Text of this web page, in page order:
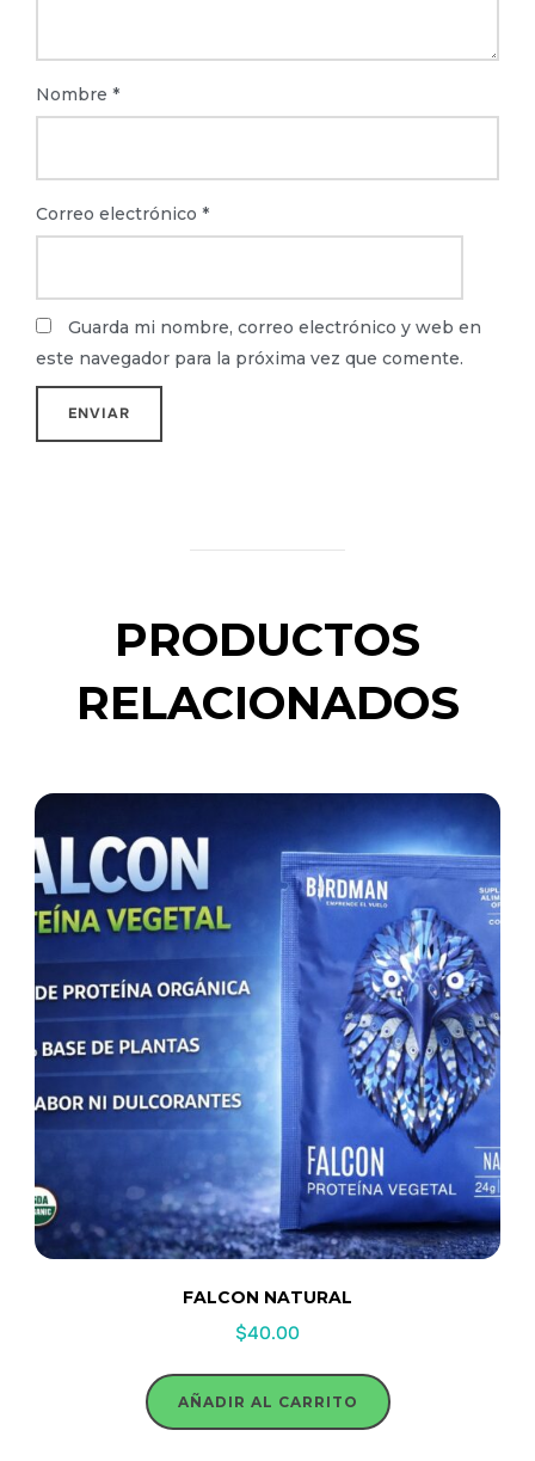
Nombre *
Correo electrónico *
Guarda mi nombre, correo electrónico y web en
este navegador para la próxima vez que comente.
PRODUCTOS
RELACIONADOS
FALCON NATURAL
$40.00
AÑADIR AL CARRITO